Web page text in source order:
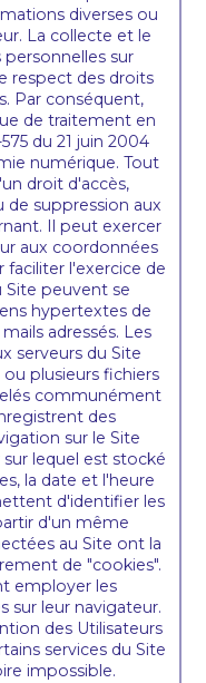
diverses ou
La collecte et le
sur
respect des droits
Par conséquent,
de traitement en
du 21 juin 2004
numérique. Tout
droit d'accès,
suppression aux
Il peut exercer
aux coordonnées
faciliter l'exercice de
Site peuvent se
hypertextes de
adressés. Les
serveurs du Site
plusieurs fichiers
communément
des
sur le Site
lequel est stocké
la date et l'heure
d'identifier les
d'un même
au Site ont la
de "cookies".
employer les
sur leur navigateur.
des Utilisateurs
services du Site
impossible.